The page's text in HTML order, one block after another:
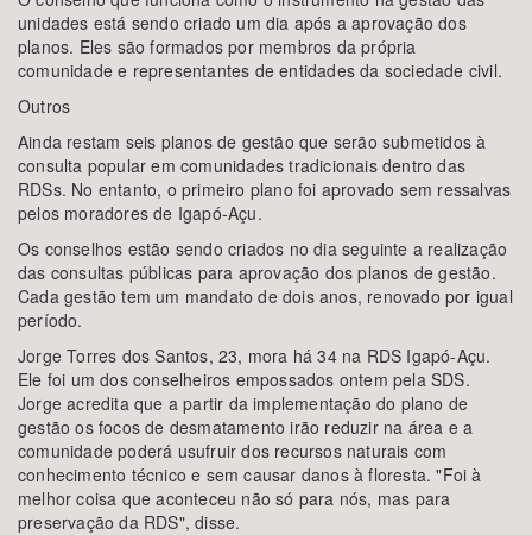
unidades está sendo criado um dia após a aprovação dos
planos. Eles são formados por membros da própria
comunidade e representantes de entidades da sociedade civil.
Outros
Ainda restam seis planos de gestão que serão submetidos à
consulta popular em comunidades tradicionais dentro das
RDSs. No entanto, o primeiro plano foi aprovado sem ressalvas
pelos moradores de Igapó-Açu.
Os conselhos estão sendo criados no dia seguinte a realização
das consultas públicas para aprovação dos planos de gestão.
Cada gestão tem um mandato de dois anos, renovado por igual
período.
Jorge Torres dos Santos, 23, mora há 34 na RDS Igapó-Açu.
Ele foi um dos conselheiros empossados ontem pela SDS.
Jorge acredita que a partir da implementação do plano de
gestão os focos de desmatamento irão reduzir na área e a
comunidade poderá usufruir dos recursos naturais com
conhecimento técnico e sem causar danos à floresta. "Foi à
melhor coisa que aconteceu não só para nós, mas para
preservação da RDS", disse.